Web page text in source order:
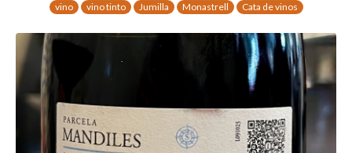
vino vino tinto Jumilla Monastrell Cata de vinos